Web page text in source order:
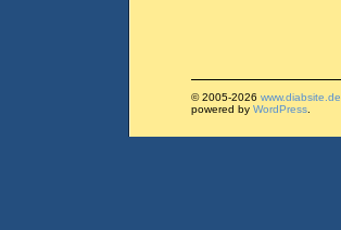
© 2005-2026 www.diabsite.de
powered by WordPress.